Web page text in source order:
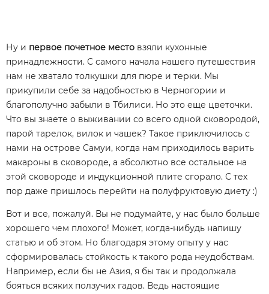
Ну и первое почетное место взяли кухонные
принадлежности. С самого начала нашего путешествия
нам не хватало толкушки для пюре и терки. Мы
прикупили себе за надобностью в Черногории и
благополучно забыли в Тбилиси. Но это еще цветочки.
Что вы знаете о выживании со всего одной сковородой,
парой тарелок, вилок и чашек? Такое приключилось с
нами на острове Самуи, когда нам приходилось варить
макароны в сковороде, а абсолютно все остальное на
этой сковороде и индукционной плите сгорало. С тех
пор даже пришлось перейти на полуфруктовую диету :)
Вот и все, пожалуй. Вы не подумайте, у нас было больше
хорошего чем плохого! Может, когда-нибудь напишу
статью и об этом. Но благодаря этому опыту у нас
сформировалась стойкость к такого рода неудобствам.
Например, если бы не Азия, я бы так и продолжала
бояться всяких ползучих гадов. Ведь настоящие